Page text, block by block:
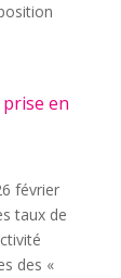
en
février
taux de
des «